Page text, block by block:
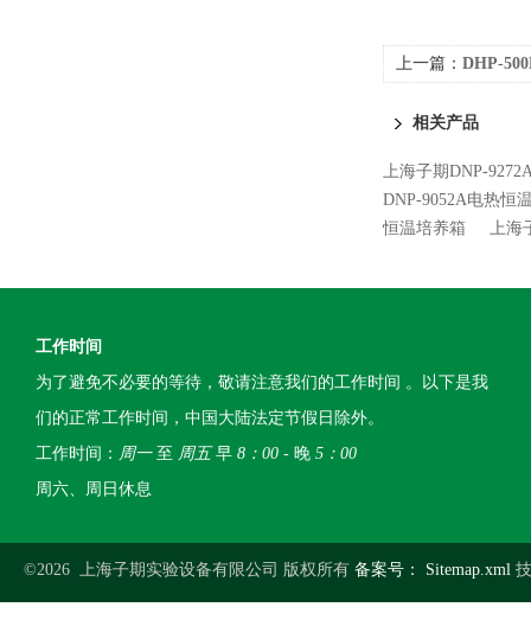
上一篇： DHP-
相关产品
上海子期DNP-
DNP-9052A电热恒
恒温培养箱
上海
工作时间
为了避免不必要的等待，敬请注意我们的工作时间 。以下是我
们的正常工作时间，中国大陆法定节假日除外。
工作时间： 周一至 周五早 8：00 - 晚 5：00
周六、周日休息
©2026 上海子期实验设备有限公司 版权所有 备案号： Sitemap.xml